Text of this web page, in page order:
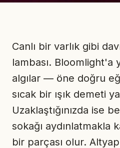
Canlı bir varlık gibi
lambası. Bloomlight'a
algılar — öne doğru
sıcak bir ışık demeti
Uzaklaştığınızda ise
sokağı aydınlatmakla
bir parçası olur.